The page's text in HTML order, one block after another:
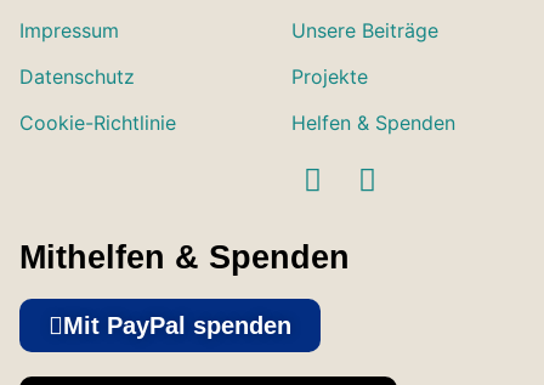
Impressum
Datenschutz
Cookie-Richtlinie
Unsere Beiträge
Projekte
Helfen & Spenden
Mithelfen & Spenden
Mit PayPal spenden